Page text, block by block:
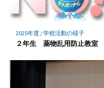
2025年度/学校活動の様子
２年生 薬物乱用防止教室